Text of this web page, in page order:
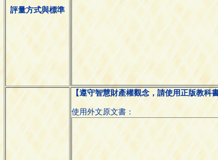
評量方式與標準
【遵守智慧財產權觀念，請使用正版教科
使用外文原文書：